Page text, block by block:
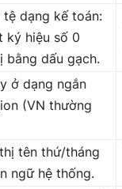
dạng kế toán:
ký hiệu số 0
bằng dấu gạch.
ở dạng ngắn
(VN thường
tên thứ/tháng
ngữ hệ thống.